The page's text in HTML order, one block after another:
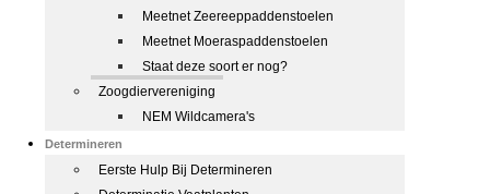
Meetnet Zeereeppaddenstoelen
Meetnet Moeraspaddenstoelen
Staat deze soort er nog?
Zoogdiervereniging
NEM Wildcamera's
Determineren
Eerste Hulp Bij Determineren